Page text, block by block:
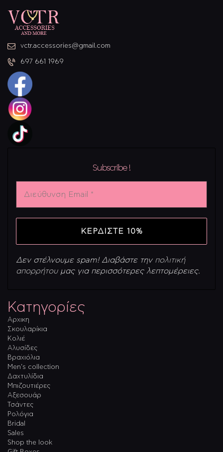
vctr.accessories@gmail.com
697 661 1969
Subscribe !
Email
Δεν στέλνουμε spam! Διαβάστε την πολιτική
απορρήτουμας για περισσότερες λεπτομέρειες.
Κατηγορίες
Αρχικη
Σκουλαρίκια
Κολιέ
Αλυσίδες
Βραχιόλια
Men’s collection
Δαχτυλίδια
Μπιζουτιέρες
Αξεσουάρ
Τσάντες
Ρολόγια
Bridal
Sales
Shop the look